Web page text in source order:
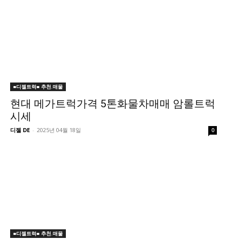
■디젤트럭■ 추천.매물
현대 메가트럭가격 5톤화물차매매 암롤트럭
시세
디젤 DE - 2025년 04월 18일 0
■디젤트럭■ 추천.매물